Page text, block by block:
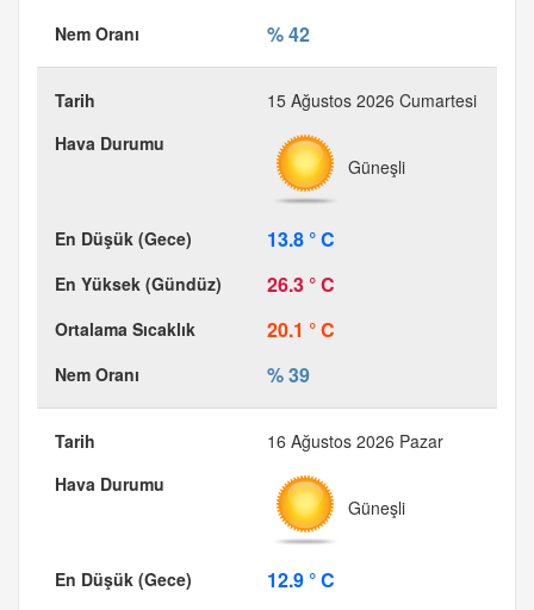
% 42
15 Ağustos 2026 Cumartesi
Güneşli
13.8 ° C
26.3 ° C
20.1 ° C
% 39
16 Ağustos 2026 Pazar
Güneşli
12.9 ° C